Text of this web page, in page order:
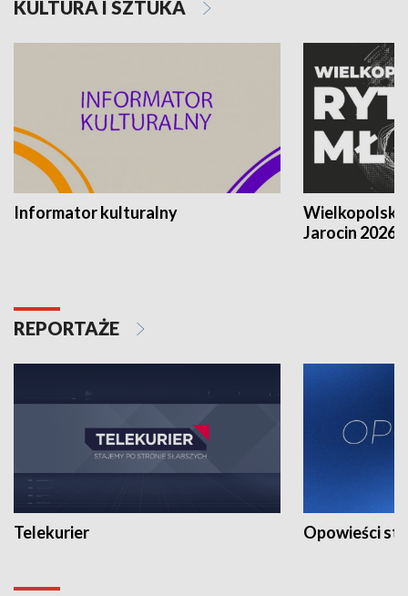
KULTURA I SZTUKA
Informator kulturalny
Jarocin 2026
REPORTAŻE
Telekurier Opowieści